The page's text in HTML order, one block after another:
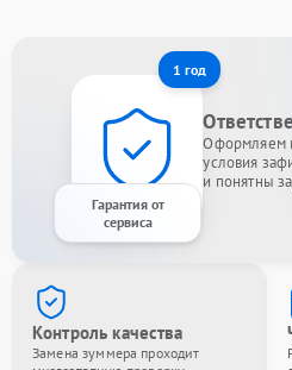
1 год
Гарантия от
сервиса
Оформляем
условия
и понятны
Контроль качества
Замена зуммера проходит